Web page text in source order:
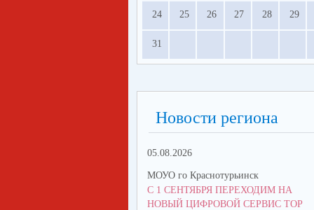
24 25 26 27 28 29
31
Новости региона
05.08.2026
МОУО го Краснотурьинск
С 1 СЕНТЯБРЯ ПЕРЕХОДИМ НА
НОВЫЙ ЦИФРОВОЙ СЕРВИС ТОР